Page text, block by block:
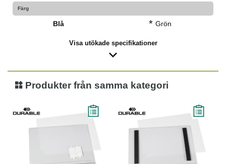
Färg
Blå * Grön
Visa utökade specifikationer
Produkter från samma kategori